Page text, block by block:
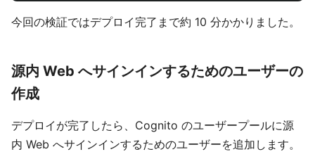
今回の検証ではデプロイ完了まで約 10 分かかりました。
源内 Web へサインインするためのユーザーの
作成
デプロイが完了したら、Cognito のユーザープールに源
内 Web へサインインするためのユーザーを追加します。